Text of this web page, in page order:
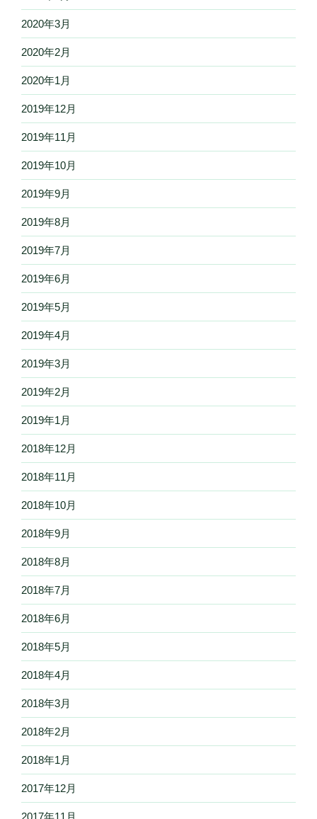
2020年3月
2020年2月
2020年1月
2019年12月
2019年11月
2019年10月
2019年9月
2019年8月
2019年7月
2019年6月
2019年5月
2019年4月
2019年3月
2019年2月
2019年1月
2018年12月
2018年11月
2018年10月
2018年9月
2018年8月
2018年7月
2018年6月
2018年5月
2018年4月
2018年3月
2018年2月
2018年1月
2017年12月
2017年11月